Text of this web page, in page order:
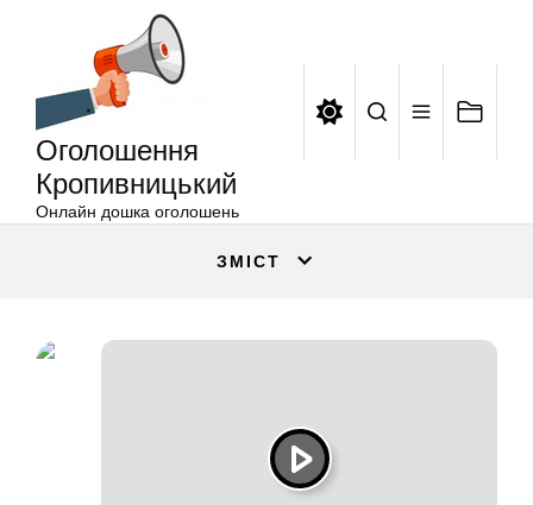
Оголошення
Кропивницький
Онлайн дошка оголошень
ЗМІСТ